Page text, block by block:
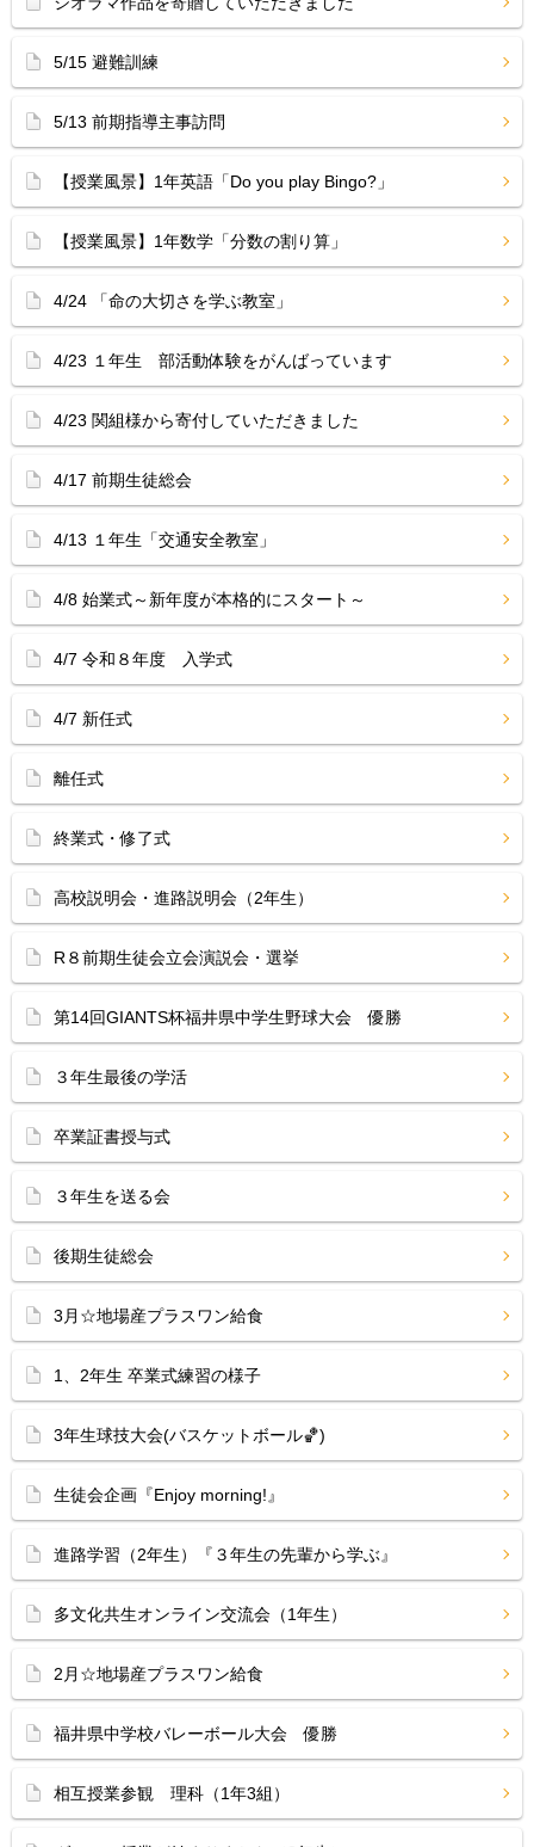
5/15 避難訓練
5/13 前期指導主事訪問
【授業風景】1年英語「Do you play Bingo?」
【授業風景】1年数学「分数の割り算」
4/24 「命の大切さを学ぶ教室」
4/23 １年生 部活動体験をがんばっています
4/23 関組様から寄付していただきました
4/17 前期生徒総会
4/13 １年生「交通安全教室」
4/8 始業式～新年度が本格的にスタート～
4/7 令和８年度 入学式
4/7 新任式
離任式
終業式・修了式
高校説明会・進路説明会（2年生）
R８前期生徒会立会演説会・選挙
第14回GIANTS杯福井県中学生野球大会 優勝
３年生最後の学活
卒業証書授与式
３年生を送る会
後期生徒総会
3月☆地場産プラスワン給食
1、2年生 卒業式練習の様子
3年生球技大会(バスケットボール🏀)
生徒会企画『Enjoy morning!』
進路学習（2年生）『３年生の先輩から学ぶ』
多文化共生オンライン交流会（1年生）
2月☆地場産プラスワン給食
福井県中学校バレーボール大会 優勝
相互授業参観 理科（1年3組）